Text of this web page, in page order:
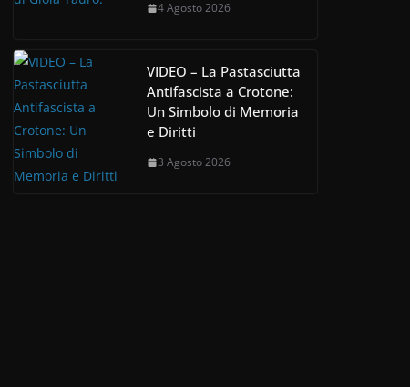
4 Agosto 2026
VIDEO – La Pastasciutta
Antifascista a Crotone:
Un Simbolo di Memoria
e Diritti
3 Agosto 2026